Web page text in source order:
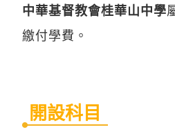
中華基督教會桂華山中學
繳付學費。
開設科目